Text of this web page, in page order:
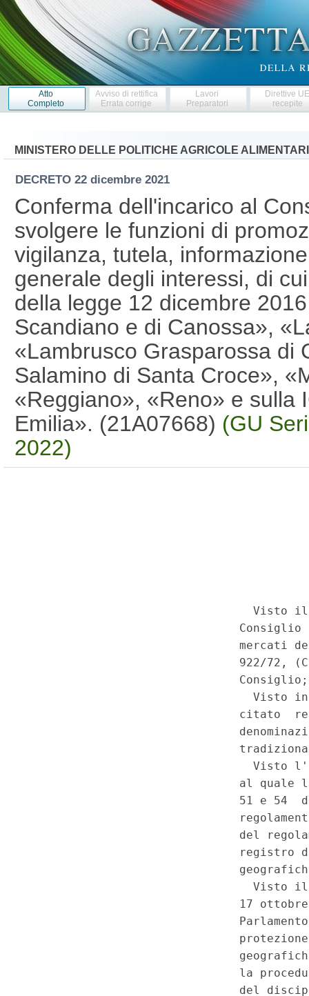
Atto
Completo
Avviso di rettifica
Errata corrige
Lavori
Preparatori
Direttive
recepite
MINISTERO DELLE POLITICHE AGRICOLE
DECRETO 22 dicembre 2021
Conferma dell'incarico al
svolgere le funzioni di
vigilanza, tutela,
generale degli interessi, di
della legge 12 dicembre
Scandiano e di Canossa»,
«Lambrusco Grasparossa di
Salamino di Santa Croce»,
«Reggiano», «Reno» e sulla
Emilia». (21A07668) (GU
2022)